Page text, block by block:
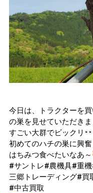
今日は、トラクターを
の巣を見せていただきま
すごい大群でビックリ
初めてのハチの巣に興
はちみつ食べたいなあ～
#サントレ#農機具#重
三郷トレーディング#
#中古買取